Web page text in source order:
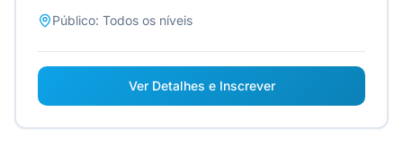
Público: Todos os níveis
Ver Detalhes e Inscrever